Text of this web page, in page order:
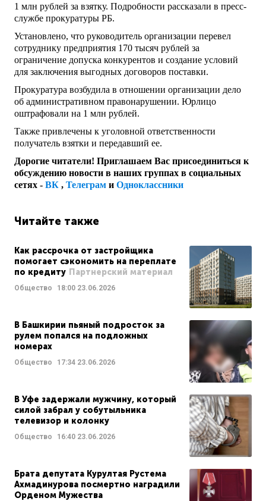
1 млн рублей за взятку. Подробности рассказали в пресс-
службе прокуратуры РБ.
Установлено, что руководитель организации перевел
сотруднику предприятия 170 тысяч рублей за
ограничение допуска конкурентов и создание условий
для заключения выгодных договоров поставки.
Прокуратура возбудила в отношении организации дело
об административном правонарушении. Юрлицо
оштрафовали на 1 млн рублей.
Также привлечены к уголовной ответственности
получатель взятки и передавший ее.
Дорогие читатели! Приглашаем Вас присоединиться к
обсуждению новости в наших группах в социальных
сетях - ВК , Телеграм и Одноклассники
Читайте также
Как рассрочка от застройщика
помогает сэкономить на переплате
по кредиту Партнерский материал
Общество 18:00 23.06.2026
В Башкирии пьяный подросток за
рулем попался на подложных
номерах
Общество 17:34 23.06.2026
В Уфе задержали мужчину, который
силой забрал у собутыльника
телевизор и колонку
Общество 16:40 23.06.2026
Брата депутата Курултая Рустема
Ахмадинурова посмертно наградили
Орденом Мужества